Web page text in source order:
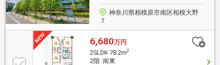
神奈川県相模原市南区相模大野
７
6,680万円
2SLDK 78.2m2
2階 南東